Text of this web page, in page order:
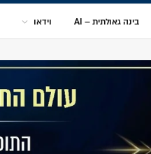
בינה גאולתית – AI וידאו